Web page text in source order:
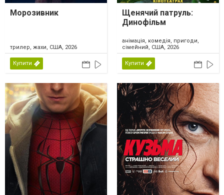
Морозивник
трилер, жахи, США, 2026
Купити
Щенячий патруль:
Динофільм
анімація, комедія, пригоди,
сімейний, США, 2026
Купити